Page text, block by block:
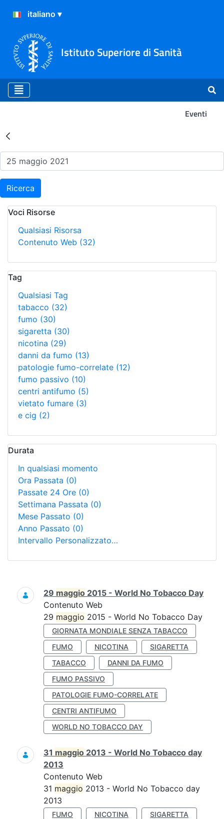
Istituto Superiore di Sanità
Eventi
Risultati della Ricerca -
Ricerca
Voci Risorse
Qualsiasi Risorsa
Contenuto Web (32)
Tag
Qualsiasi Tag
tabacco (32)
fumo (30)
sigaretta (30)
nicotina (29)
danni da fumo (13)
patologie fumo-correlate (12)
fumo passivo (10)
centri antifumo (5)
vietato fumare (3)
e cig (2)
Durata
In qualsiasi momento
Ora Passata (0)
Passate 24 Ore (0)
Settimana Passata (0)
Mese Passato (0)
Anno Passato (0)
Intervallo Personalizzato…
Ricerca
29 maggio 2015 - World No Tobacco Day
Contenuto Web
29 maggio 2015 - World No Tobacco Day
GIORNATA MONDIALE SENZA TABACCO
FUMO
NICOTINA
SIGARETTA
TABACCO
DANNI DA FUMO
FUMO PASSIVO
PATOLOGIE FUMO-CORRELATE
CENTRI ANTIFUMO
WORLD NO TOBACCO DAY
31 maggio 2013 - World No Tobacco day
2013
Contenuto Web
31 maggio 2013 - World No Tobacco day
2013
FUMO NICOTINA
SIGARETTA